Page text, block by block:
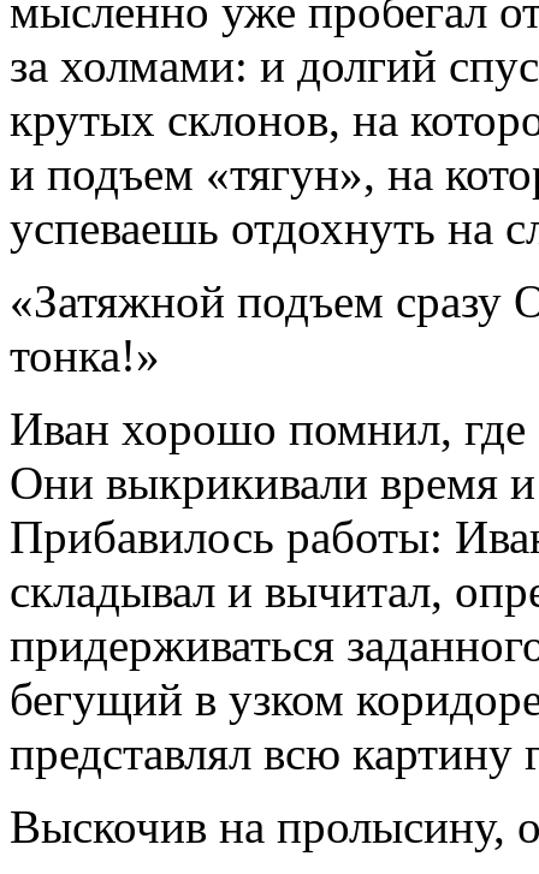
мысленно уже пробегал
за холмами: и долгий
крутых склонов, на
и подъем «тягун», на
успеваешь отдохнуть на
«Затяжной подъем сразу
тонка!»
Иван хорошо помнил, где
Они выкрикивали время
Прибавилось работы:
складывал и вычитал,
придерживаться
бегущий в узком
представлял всю картину
Выскочив на пролысину,